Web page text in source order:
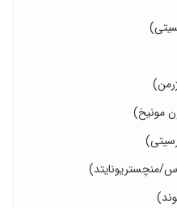
مونیخ)
منچستریونایتد)